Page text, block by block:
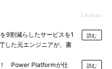
3 Articles
9割減らしたサービスを1
た元エンジニアが、書
読む
！ Power Platformが仕
読む